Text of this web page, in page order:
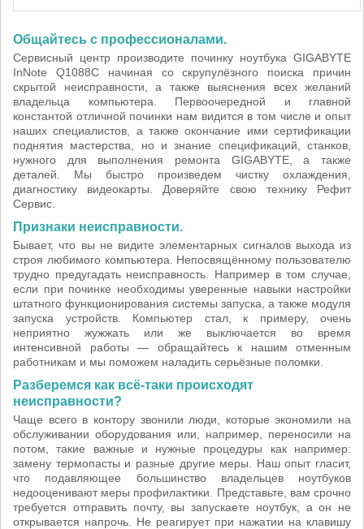
Общайтесь с профессионалами.
Сервисный центр производите починку ноутбука GIGABYTE
InNote Q1088C начиная со скрупулёзного поиска причин
скрытой неисправности, а также выяснения всех желаний
владельца компьютера. Первоочередной и главной
константой отличной починки нам видится в том числе и опыт
наших специалистов, а также окончание ими сертификации
поднятия мастерства, но и знание спецификаций, станков,
нужного для выполнения ремонта GIGABYTE, а также
деталей. Мы быстро произведем чистку охлаждения,
диагностику видеокарты. Доверяйте свою технику Рефит
Сервис.
Признаки неисправности.
Бывает, что вы не видите элементарных сигналов выхода из
строя любимого компьютера. Непосвящённому пользователю
трудно предугадать неисправность. Например в том случае,
если при починке необходимы уверенные навыки настройки
штатного функционирования системы запуска, а также модуля
запуска устройств. Компьютер стал, к примеру, очень
неприятно жужжать или же выключается во время
интенсивной работы — обращайтесь к нашим отменным
работникам и мы поможем наладить серьёзные поломки.
Разберемся как всё-таки происходят
неисправности?
Чаще всего в контору звонили люди, которые экономили на
обслуживании оборудования или, например, переносили на
потом, такие важные и нужные процедуры как например:
замену термопасты и разные другие меры. Наш опыт гласит,
что подавляющее большинство владельцев ноутбуков
недооценивают меры профилактики. Представьте, вам срочно
требуется отправить почту, вы запускаете ноутбук, а он не
открывается напрочь. Не реагирует при нажатии на клавишу